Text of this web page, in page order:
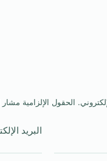
الحقول الإلزامية مشار
البريد